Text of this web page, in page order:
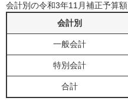
会計別の令和3年11月補正予算額
会計別
一般会計
特別会計
合計